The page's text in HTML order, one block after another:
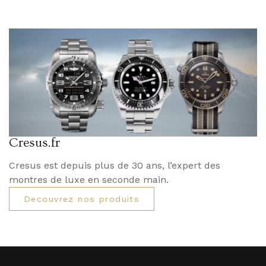
Cresus.fr
Cresus est depuis plus de 30 ans, l’expert des
montres de luxe en seconde main.
Decouvrez nos produits